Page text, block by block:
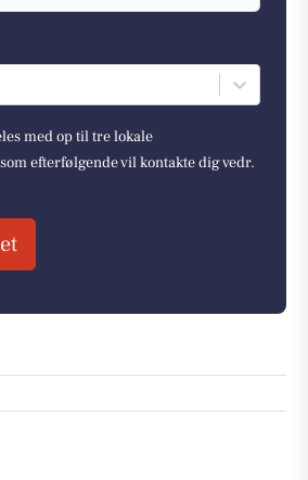
med op til tre lokale
efterfølgende vil kontakte dig vedr.